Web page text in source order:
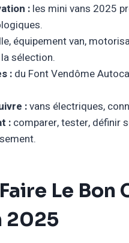
:les mini vans 2025
équipement van,
sélection.
: du Font Vendôme
:vans électriques,
:comparer, tester, définir
Le Bon
2025